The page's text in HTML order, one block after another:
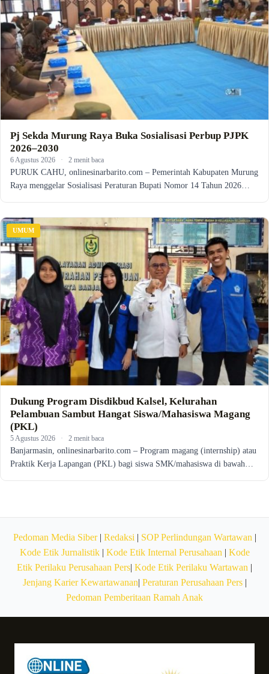
Pj Sekda Murung Raya Buka Sosialisasi Perbup PJPK
2026–2030
6 Agustus 2026 · 2 menit baca
PURUK CAHU, onlinesinarbarito.com – Pemerintah Kabupaten Murung
Raya menggelar Sosialisasi Peraturan Bupati Nomor 14 Tahun 2026…
UMUM
Dukung Program Disdikbud Kalsel, Kelurahan
Pelambuan Sambut Hangat Siswa/Mahasiswa Magang
(PKL)
5 Agustus 2026 · 2 menit baca
Banjarmasin, onlinesinarbarito.com – Program magang (internship) atau
Praktik Kerja Lapangan (PKL) bagi siswa SMK/mahasiswa di bawah…
Pedoman Media Siber| Redaksi | SOP Perlindungan Wartawan |
Kode Etik Jurnalistik| Kode Etik Internal Perusahaan | Kode
Etik Perilaku Perusahaan Pers| Kode Etik Perilaku Wartawan |
Jenjang Karier Kewartawanan| Peraturan Perusahaan Pers|
Pedoman Pemberitaan Ramah Anak